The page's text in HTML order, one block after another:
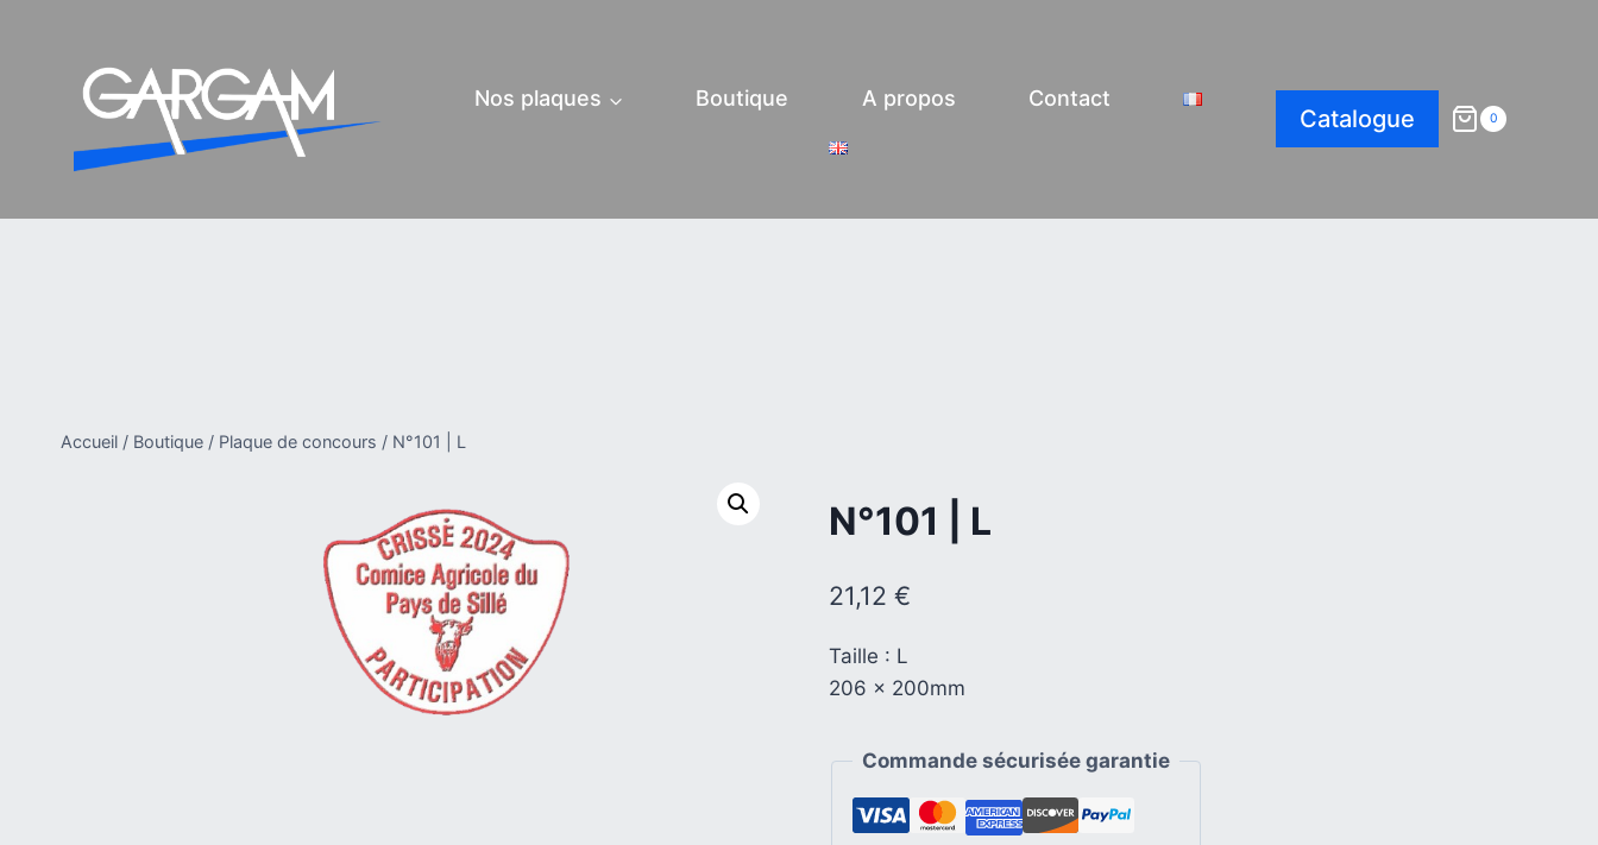
Nos plaques Boutique A propos Contact
Catalogue 0
Accueil / Boutique / Plaque de concours / N°101 | L
N°101 | L
21,12 €
Taille : L
206 x 200mm
Commande sécurisée garantie